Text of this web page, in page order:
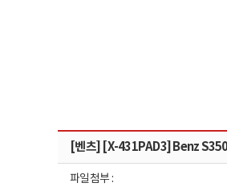
[벤츠] [X-431PAD3] Benz
파일첨부 :